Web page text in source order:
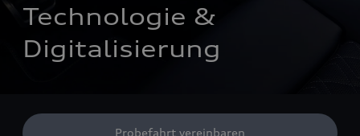
Technologie &
Digitalisierung
Probefahrt vereinbaren